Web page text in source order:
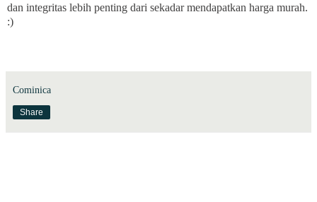
dan integritas lebih penting dari sekadar mendapatkan harga murah.
:)
Cominica
Share